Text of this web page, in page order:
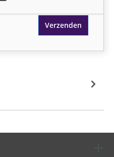
Verzenden